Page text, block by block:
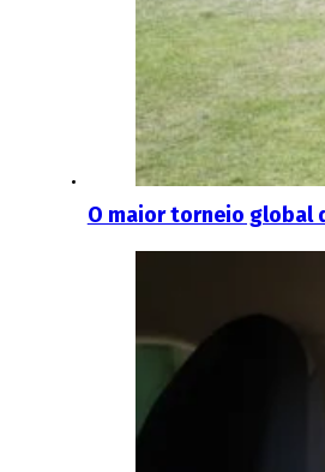
O maior torneio global